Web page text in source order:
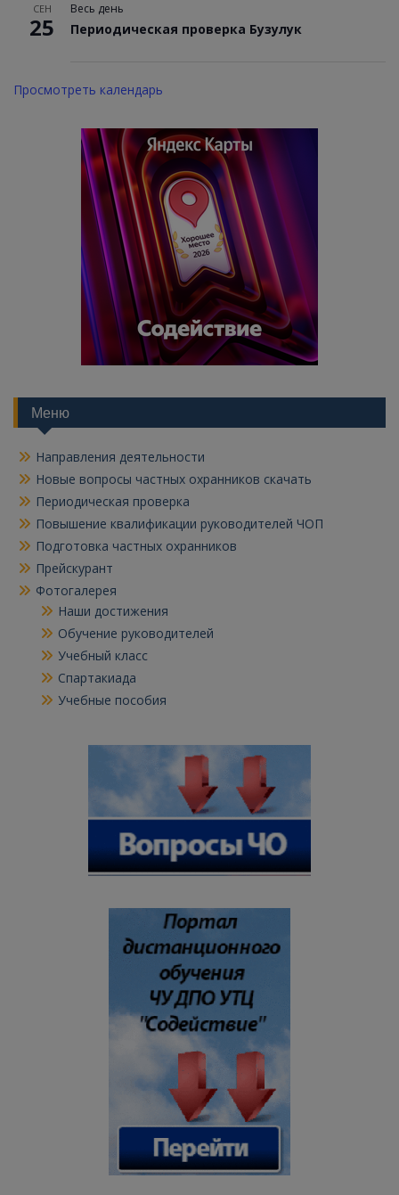
СЕН
25
Весь день
Периодическая проверка Бузулук
Просмотреть календарь
Меню
Направления деятельности
Новые вопросы частных охранников скачать
Периодическая проверка
Повышение квалификации руководителей ЧОП
Подготовка частных охранников
Прейскурант
Фотогалерея
Наши достижения
Обучение руководителей
Учебный класс
Спартакиада
Учебные пособия